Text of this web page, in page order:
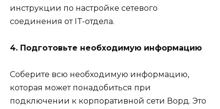
инструкции по настройке сетевого
соединения от IT-отдела.
4. Подготовьте необходимую информацию
Соберите всю необходимую информацию,
которая может понадобиться при
подключении к корпоративной сети Ворд. Это